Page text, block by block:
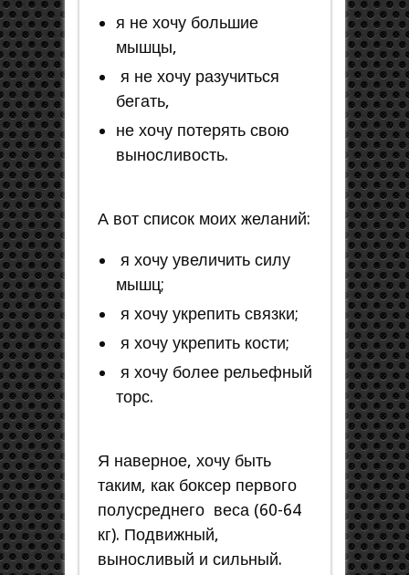
я не хочу большие
мышцы,
я не хочу разучиться
бегать,
не хочу потерять свою
выносливость.
А вот список моих желаний:
я хочу увеличить силу
мышц;
я хочу укрепить связки;
я хочу укрепить кости;
я хочу более рельефный
торс.
Я наверное, хочу быть
таким, как боксер первого
полусреднего веса (60-64
кг). Подвижный,
выносливый и сильный.